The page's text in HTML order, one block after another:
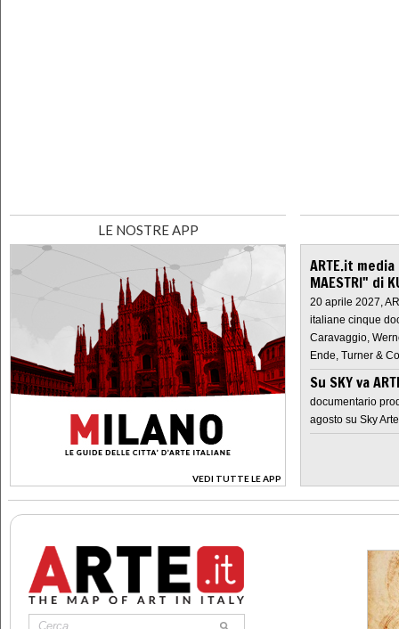
LE NOSTRE APP
VEDI TUTTE LE APP
>
ARTE.it
MAESTRI" di
20 aprile 2027,
italiane cinque
Caravaggio,
Ende, Turner &
Su SKY va
documentario
agosto su Sky Arte